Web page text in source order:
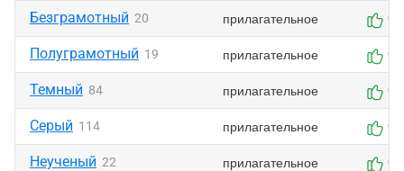
Безграмотный 20 прилагательное 0
Полуграмотный 19 прилагательное 0
Темный 84 прилагательное 0
Серый 114 прилагательное 0
Неученый 22 прилагательное 0